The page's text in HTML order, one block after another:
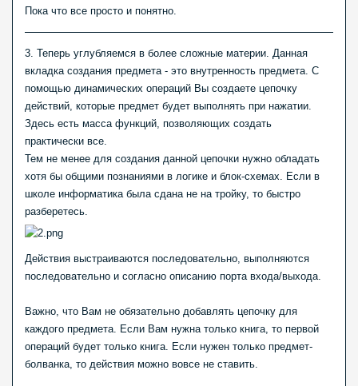
Пока что все просто и понятно.
3. Теперь углубляемся в более сложные материи. Данная
вкладка создания предмета - это внутренность предмета. С
помощью динамических операций Вы создаете цепочку
действий, которые предмет будет выполнять при нажатии.
Здесь есть масса функций, позволяющих создать
практически все.
Тем не менее для создания данной цепочки нужно обладать
хотя бы общими познаниями в логике и блок-схемах. Если в
школе информатика была сдана не на тройку, то быстро
разберетесь.
Действия выстраиваются последовательно, выполняются
последовательно и согласно описанию порта входа/выхода.
Важно, что Вам не обязательно добавлять цепочку для
каждого предмета. Если Вам нужна только книга, то первой
операций будет только книга. Если нужен только предмет-
болванка, то действия можно вовсе не ставить.